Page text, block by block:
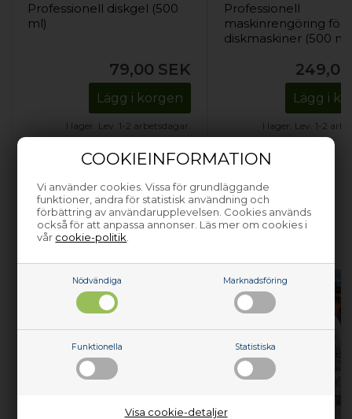
COOKIEINFORMATION
Vi använder cookies. Vissa för grundläggande
funktioner, andra för statistisk användning och
förbättring av användarupplevelsen. Cookies används
också för att anpassa annonser. Läs mer om cookies i
vår cookie-politik
Nödvändiga Marknadsföring
Funktionella Statistiska
Visa cookie-detaljer
Professionell diskgel (500
ml)
79,00 SEK
Lägg i korgen
I lager. Lev. 1-2 arbetsdagar.
Professionell
maskinrengöring för
diskmaskiner (500
249,00
Lägg i
I lager. Lev. 1-2
HJÄLP MED ATT REPARERA DINA